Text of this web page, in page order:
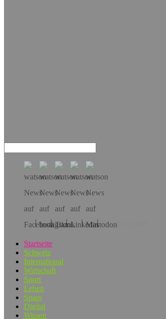
Hol dir die App!
Startseite
Schweiz
International
Wirtschaft
Sport
Leben
Spass
Digital
Wissen